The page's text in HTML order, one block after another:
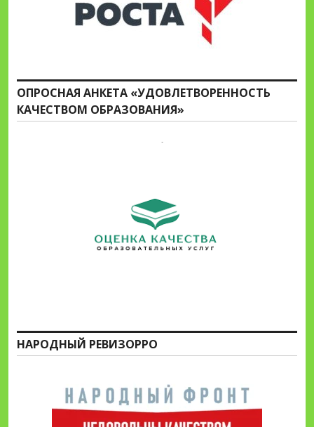
ОПРОСНАЯ АНКЕТА «УДОВЛЕТВОРЕННОСТЬ
КАЧЕСТВОМ ОБРАЗОВАНИЯ»
НАРОДНЫЙ РЕВИЗОРРО